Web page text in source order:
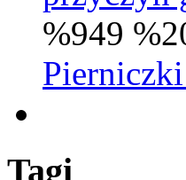
%949
Tagi